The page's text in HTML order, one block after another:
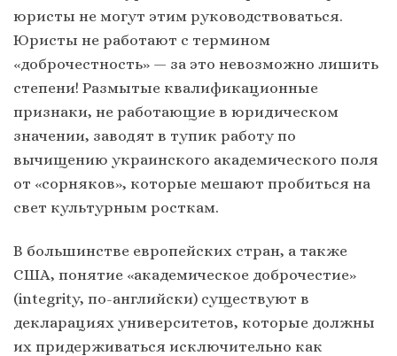
юристы не могут этим руководствоваться.
Юристы не работают с термином
«доброчестность» — за это невозможно лишить
степени! Размытые квалификационные
признаки, не работающие в юридическом
значении, заводят в тупик работу по
вычищению украинского академического поля
от «сорняков», которые мешают пробиться на
свет культурным росткам.
В большинстве европейских стран, а также
США, понятие «академическое доброчестие»
(integrity, по-английски) существуют в
декларациях университетов, которые должны
их придерживаться исключительно как